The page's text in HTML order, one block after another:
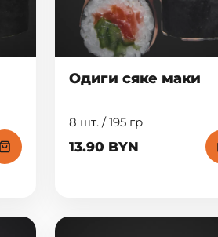
Одиги сяке маки
8 шт. / 195 гр
13.90 BYN